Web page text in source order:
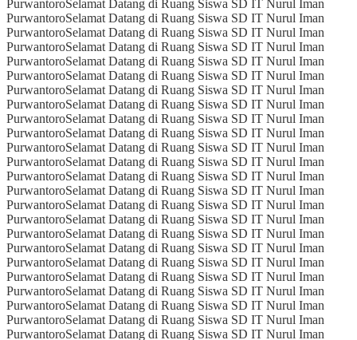
PurwantoroSelamat Datang di Ruang Siswa SD IT Nurul Iman
PurwantoroSelamat Datang di Ruang Siswa SD IT Nurul Iman
PurwantoroSelamat Datang di Ruang Siswa SD IT Nurul Iman
PurwantoroSelamat Datang di Ruang Siswa SD IT Nurul Iman
PurwantoroSelamat Datang di Ruang Siswa SD IT Nurul Iman
PurwantoroSelamat Datang di Ruang Siswa SD IT Nurul Iman
PurwantoroSelamat Datang di Ruang Siswa SD IT Nurul Iman
PurwantoroSelamat Datang di Ruang Siswa SD IT Nurul Iman
PurwantoroSelamat Datang di Ruang Siswa SD IT Nurul Iman
PurwantoroSelamat Datang di Ruang Siswa SD IT Nurul Iman
PurwantoroSelamat Datang di Ruang Siswa SD IT Nurul Iman
PurwantoroSelamat Datang di Ruang Siswa SD IT Nurul Iman
PurwantoroSelamat Datang di Ruang Siswa SD IT Nurul Iman
PurwantoroSelamat Datang di Ruang Siswa SD IT Nurul Iman
PurwantoroSelamat Datang di Ruang Siswa SD IT Nurul Iman
PurwantoroSelamat Datang di Ruang Siswa SD IT Nurul Iman
PurwantoroSelamat Datang di Ruang Siswa SD IT Nurul Iman
PurwantoroSelamat Datang di Ruang Siswa SD IT Nurul Iman
PurwantoroSelamat Datang di Ruang Siswa SD IT Nurul Iman
PurwantoroSelamat Datang di Ruang Siswa SD IT Nurul Iman
PurwantoroSelamat Datang di Ruang Siswa SD IT Nurul Iman
PurwantoroSelamat Datang di Ruang Siswa SD IT Nurul Iman
PurwantoroSelamat Datang di Ruang Siswa SD IT Nurul Iman
PurwantoroSelamat Datang di Ruang Siswa SD IT Nurul Iman